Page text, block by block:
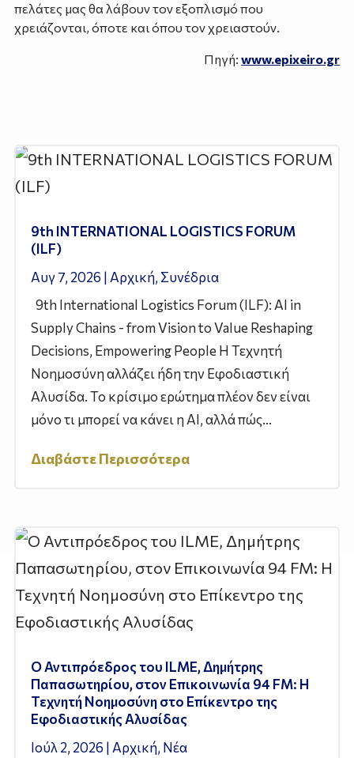
πελάτες μας θα λάβουν τον εξοπλισμό που
χρειάζονται, όποτε και όπου τον χρειαστούν.
Πηγή:www.epixeiro.gr
9th INTERNATIONAL LOGISTICS FORUM
(ILF)
Αυγ 7, 2026 | Αρχική, Συνέδρια
9th International Logistics Forum (ILF): AI in
Supply Chains - from Vision to Value Reshaping
Decisions, Empowering People Η Τεχνητή
Νοημοσύνη αλλάζει ήδη την Εφοδιαστική
Αλυσίδα. Το κρίσιμο ερώτημα πλέον δεν είναι
μόνο τι μπορεί να κάνει η AI, αλλά πώς...
Διαβάστε Περισσότερα
Ο Αντιπρόεδρος του ILME, Δημήτρης
Παπασωτηρίου, στον Επικοινωνία 94 FM: Η
Τεχνητή Νοημοσύνη στο Επίκεντρο της
Εφοδιαστικής Αλυσίδας
Ιούλ 2, 2026 | Αρχική, Νέα